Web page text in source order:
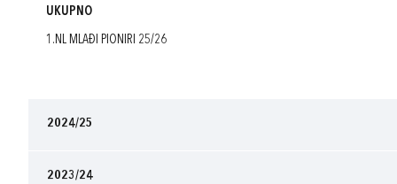
UKUPNO
1.NL MLAĐI PIONIRI 25/26
2024/25
2023/24